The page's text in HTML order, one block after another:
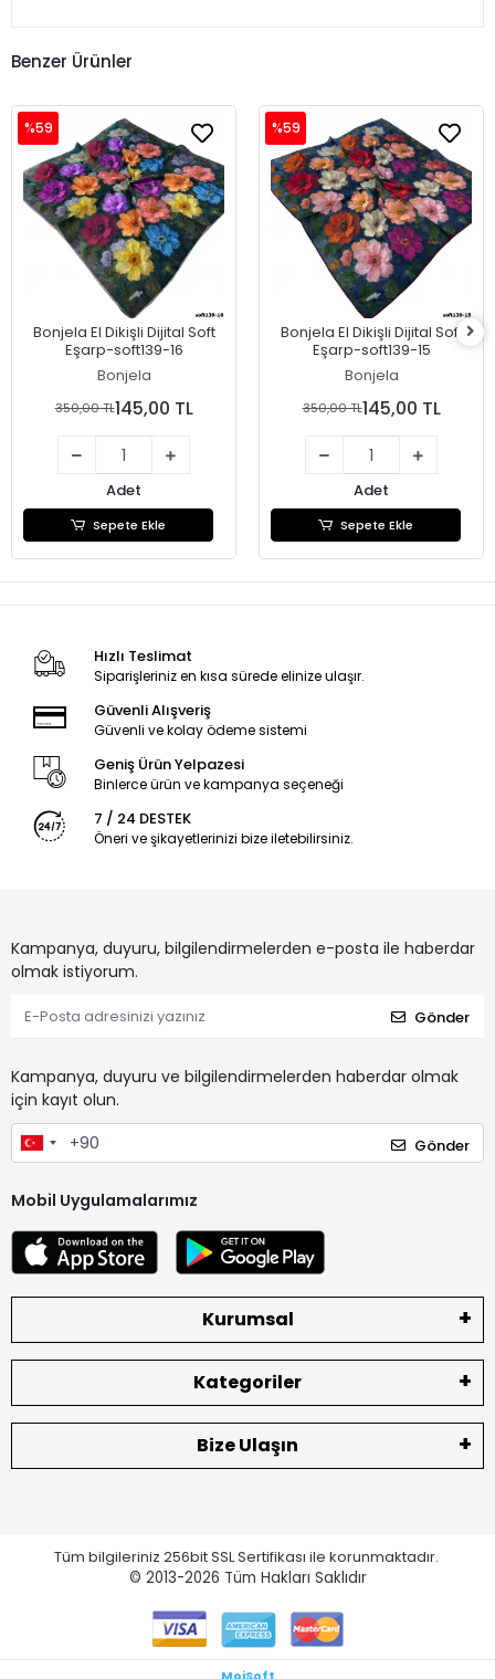
Benzer Ürünler
Bonjela El Dikişli Dijital Soft
Eşarp-soft139-16
Bonjela
%59
350,00 TL145,00 TL
Adet
Sepete Ekle
Bonjela El Dikişli Dijital Soft
Eşarp-soft139-15
Bonjela
%59
350,00 TL145,00 TL
Adet
Sepete Ekle
Hızlı Teslimat
Siparişleriniz en kısa sürede elinize ulaşır.
Güvenli Alışveriş
Güvenli ve kolay ödeme sistemi
Geniş Ürün Yelpazesi
Binlerce ürün ve kampanya seçeneği
7 / 24 DESTEK
Öneri ve şikayetlerinizi bize iletebilirsiniz.
Kampanya, duyuru, bilgilendirmelerden e-posta ile haberdar
olmak istiyorum.
Gönder
Kampanya, duyuru ve bilgilendirmelerden haberdar olmak
için kayıt olun.
Gönder
Mobil Uygulamalarımız
Kurumsal
Kategoriler
Bize Ulaşın
Tüm bilgileriniz 256bit SSL Sertifikası ile korunmaktadır.
© 2013-2026 Tüm Hakları Saklıdır